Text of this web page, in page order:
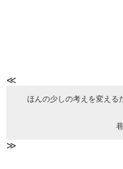
≪
ほんの少しの考えを変える
≫